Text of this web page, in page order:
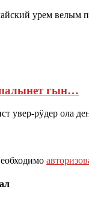
урем
гын…
увер-рӱдер ола